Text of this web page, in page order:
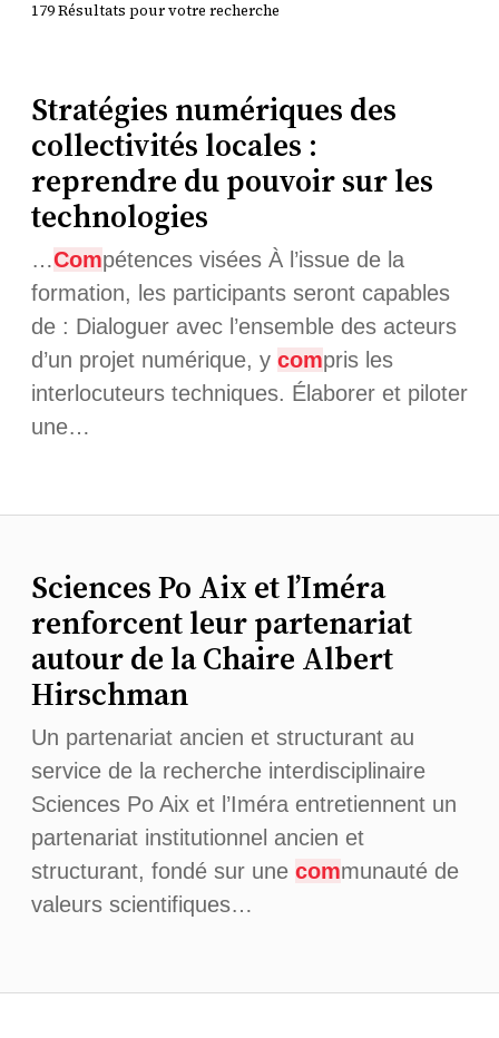
179 Résultats pour votre recherche
Stratégies numériques des
collectivités locales :
reprendre du pouvoir sur les
technologies
…Compétences visées À l’issue de la
formation, les participants seront capables
de : Dialoguer avec l’ensemble des acteurs
d’un projet numérique, y compris les
interlocuteurs techniques. Élaborer et piloter
une…
Sciences Po Aix et l’Iméra
renforcent leur partenariat
autour de la Chaire Albert
Hirschman
Un partenariat ancien et structurant au
service de la recherche interdisciplinaire
Sciences Po Aix et l’Iméra entretiennent un
partenariat institutionnel ancien et
structurant, fondé sur une communauté de
valeurs scientifiques…